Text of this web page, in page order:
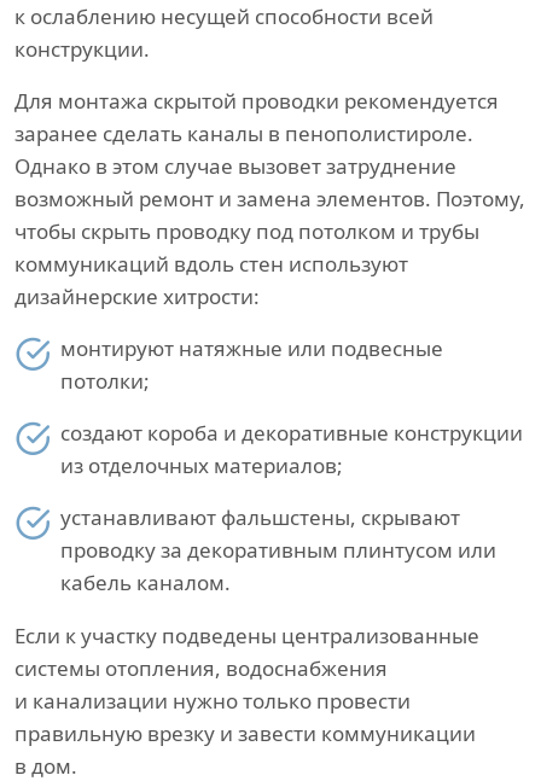
к ослаблению несущей способности всей
конструкции.
Для монтажа скрытой проводки рекомендуется
заранее сделать каналы в пенополистироле.
Однако в этом случае вызовет затруднение
возможный ремонт и замена элементов. Поэтому,
чтобы скрыть проводку под потолком и трубы
коммуникаций вдоль стен используют
дизайнерские хитрости:
монтируют натяжные или подвесные
потолки;
создают короба и декоративные конструкции
из отделочных материалов;
устанавливают фальшстены, скрывают
проводку за декоративным плинтусом или
кабель каналом.
Если к участку подведены централизованные
системы отопления, водоснабжения
и канализации нужно только провести
правильную врезку и завести коммуникации
в дом.